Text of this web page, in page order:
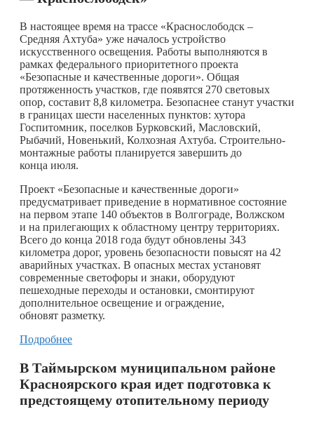
В настоящее время на трассе «Краснослободск –
Средняя Ахтуба» уже началось устройство
искусственного освещения. Работы выполняются в
рамках федерального приоритетного проекта
«Безопасные и качественные дороги». Общая
протяженность участков, где появятся 270 световых
опор, составит 8,8 километра. Безопаснее станут участки
в границах шести населенных пунктов: хутора
Госпитомник, поселков Бурковский, Масловский,
Рыбачий, Новенький, Колхозная Ахтуба. Строительно-
монтажные работы планируется завершить до
конца июля.
Проект «Безопасные и качественные дороги»
предусматривает приведение в нормативное состояние
на первом этапе 140 объектов в Волгограде, Волжском
и на прилегающих к областному центру территориях.
Всего до конца 2018 года будут обновлены 343
километра дорог, уровень безопасности повысят на 42
аварийных участках. В опасных местах установят
современные светофоры и знаки, оборудуют
пешеходные переходы и остановки, смонтируют
дополнительное освещение и ограждение,
обновят разметку.
Подробнее
В Таймырском муниципальном районе
Красноярского края идет подготовка к
предстоящему отопительному периоду